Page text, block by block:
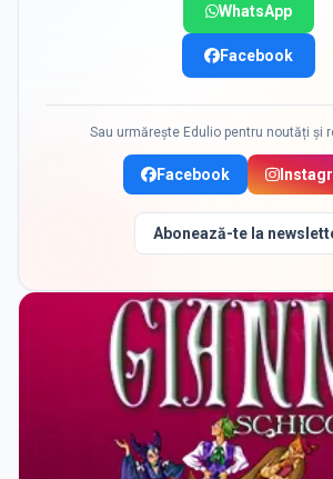
WhatsApp
Facebook
Sau urmărește Edulio pentru noutăți și
Facebook
Abonează-te la